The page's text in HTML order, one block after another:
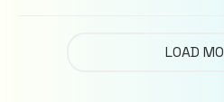
LOAD